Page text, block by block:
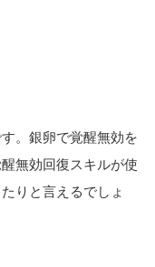
。銀卵で覚醒無効を
無効回復スキルが使
りと言えるでしょ